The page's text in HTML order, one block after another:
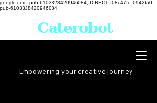
google.com, pub-6103328420946084, DIRECT, f08c47fec0942fa0
pub-6103328420946084
Empowering your creative journey.
Caterobot